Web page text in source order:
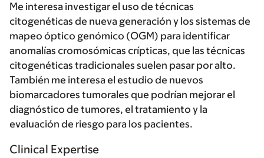
Me interesa investigar el uso de técnicas
citogenéticas de nueva generación y los sistemas de
mapeo óptico genómico (OGM) para identificar
anomalías cromosómicas crípticas, que las técnicas
citogenéticas tradicionales suelen pasar por alto.
También me interesa el estudio de nuevos
biomarcadores tumorales que podrían mejorar el
diagnóstico de tumores, el tratamiento y la
evaluación de riesgo para los pacientes.
Clinical Expertise